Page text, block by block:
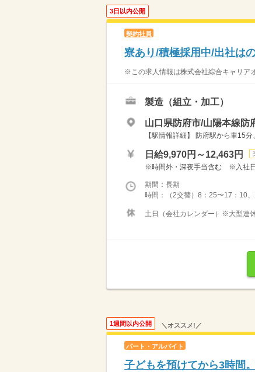
3日以内公開
契約社員
寮あり/積極採用中/出社は
※この求人情報は株式会社綜合キャリア
製造（組立・加工）
山口県防府市/山陽本線防
【駅情報詳細】 防府駅から車15
日給9,970円～12,463円
※時間外・深夜手当含む ※入社日
期間：長期
時間：（2交替）8：25〜17：10
土日（会社カレンダー）※大型連
1週間以内公開 ＼オススメ!／
パート・アルバイト
子どもを預けてから3時間